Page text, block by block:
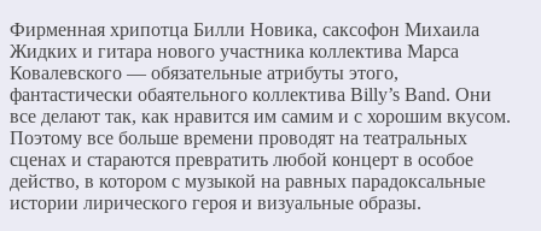
Фирменная хрипотца Билли Новика, саксофон Михаила
Жидких и гитара нового участника коллектива Марса
Ковалевского — обязательные атрибуты этого,
фантастически обаятельного коллектива Billy’s Band. Они
все делают так, как нравится им самим и с хорошим вкусом.
Поэтому все больше времени проводят на театральных
сценах и стараются превратить любой концерт в особое
действо, в котором с музыкой на равных парадоксальные
истории лирического героя и визуальные образы.